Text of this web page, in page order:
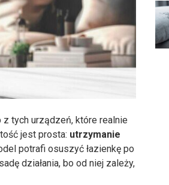
tych urządzeń, które realnie
jest prosta: utrzymanie
potrafi osuszyć łazienkę po
działania, bo od niej zależy,